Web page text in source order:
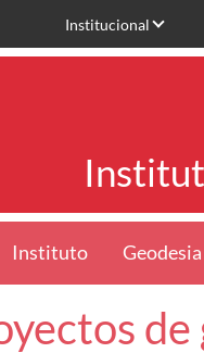
Institucional
Instituto Geodesia
de